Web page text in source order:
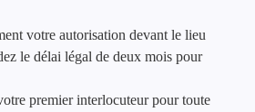
votre autorisation devant le lieu
le délai légal de deux mois pour
premier interlocuteur pour toute